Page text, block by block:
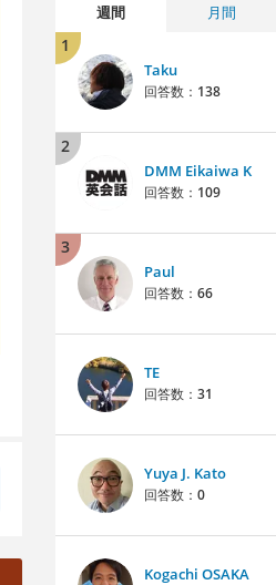
週間 月間
1
Taku
回答数： 138
2
DMM Eikaiwa K
回答数： 109
3
Paul
回答数： 66
TE
回答数： 31
Yuya J. Kato
回答数： 0
Kogachi OSAKA